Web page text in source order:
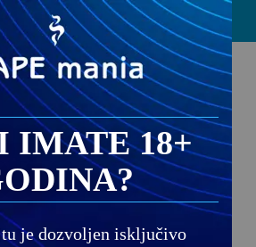
MESTA
GRAPHITE
IMATE 18+
je dozvoljen isključivo